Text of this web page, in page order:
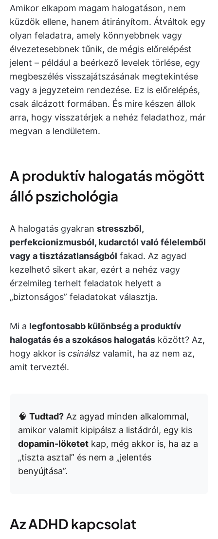
Amikor elkapom magam halogatáson, nem
küzdök ellene, hanem átirányítom. Átváltok egy
olyan feladatra, amely könnyebbnek vagy
élvezetesebbnek tűnik, de mégis előrelépést
jelent – például a beérkező levelek törlése, egy
megbeszélés visszajátszásának megtekintése
vagy a jegyzeteim rendezése. Ez is előrelépés,
csak álcázott formában. És mire készen állok
arra, hogy visszatérjek a nehéz feladathoz, már
megvan a lendületem.
A produktív halogatás mögött
álló pszichológia
A halogatás gyakran stresszből,
perfekcionizmusból, kudarctól való félelemből
vagy a tisztázatlanságból fakad. Az agyad
kezelhető sikert akar, ezért a nehéz vagy
érzelmileg terhelt feladatok helyett a
„biztonságos” feladatokat választja.
Mi a legfontosabb különbség a produktív
halogatás és a szokásos halogatás között? Az,
hogy akkor is csinálsz valamit, ha az nem az,
amit terveztél.
🧠 Tudtad? Az agyad minden alkalommal,
amikor valamit kipipálsz a listádról, egy kis
dopamin-löketet kap, még akkor is, ha az a
„tiszta asztal” és nem a „jelentés
benyújtása”.
Az ADHD kapcsolat